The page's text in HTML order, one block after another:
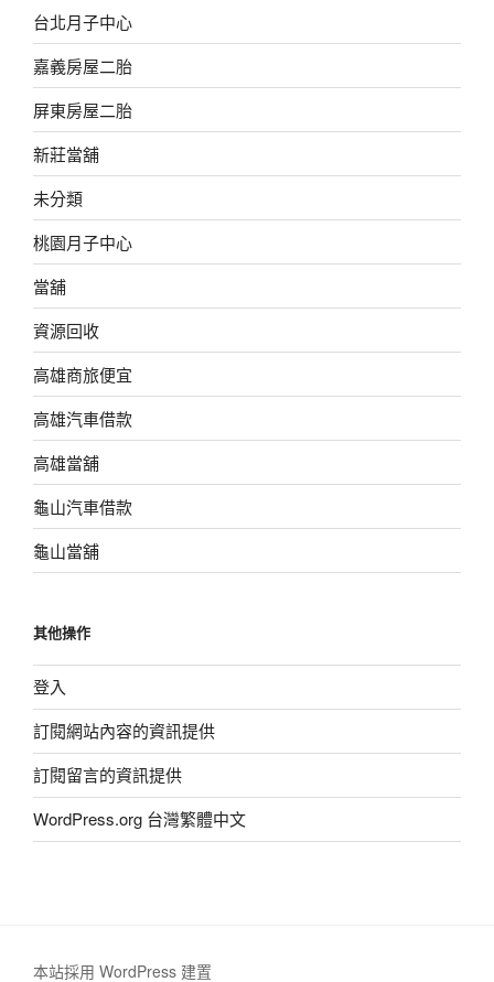
台北月子中心
嘉義房屋二胎
屏東房屋二胎
新莊當舖
未分類
桃園月子中心
當舖
資源回收
高雄商旅便宜
高雄汽車借款
高雄當舖
龜山汽車借款
龜山當舖
其他操作
登入
訂閱網站內容的資訊提供
訂閱留言的資訊提供
WordPress.org 台灣繁體中文
本站採用 WordPress 建置